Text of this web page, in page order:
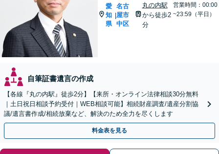
愛
知
県
|
名古
屋市
中区
丸の内駅
から徒歩2
分
営業時間：00:00
~23:59（平日）
自筆証書遺言の作成
【各線『丸の内駅』徒歩2分】【来所・オンライン法律相談30分無料
｜土日祝日相談予約受付｜WEB相談可能】相続財産調査/遺産分割協
議/遺言書作成/相続放棄など、解決のため全力を尽くします
料金表を見る